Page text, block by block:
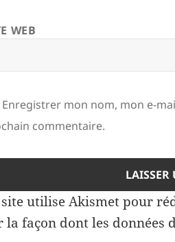
WEB
Enregistrer mon nom, mon e-
commentaire.
site utilise Akismet pour
la façon dont les données